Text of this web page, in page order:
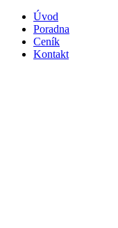
Úvod
Poradna
Ceník
Kontakt